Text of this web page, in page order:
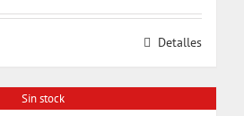
Detalles
Sin stock